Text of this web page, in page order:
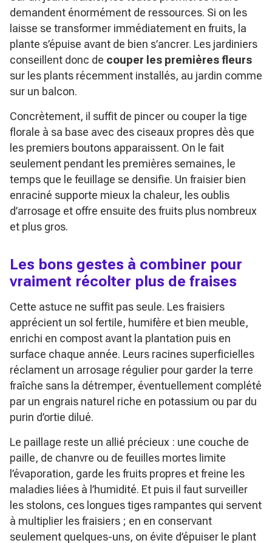
demandent énormément de ressources. Si on les
laisse se transformer immédiatement en fruits, la
plante s’épuise avant de bien s’ancrer. Les jardiniers
conseillent donc de couper les premières fleurs
sur les plants récemment installés, au jardin comme
sur un balcon.
Concrètement, il suffit de pincer ou couper la tige
florale à sa base avec des ciseaux propres dès que
les premiers boutons apparaissent. On le fait
seulement pendant les premières semaines, le
temps que le feuillage se densifie. Un fraisier bien
enraciné supporte mieux la chaleur, les oublis
d’arrosage et offre ensuite des fruits plus nombreux
et plus gros.
Les bons gestes à combiner pour
vraiment récolter plus de fraises
Cette astuce ne suffit pas seule. Les fraisiers
apprécient un sol fertile, humifère et bien meuble,
enrichi en compost avant la plantation puis en
surface chaque année. Leurs racines superficielles
réclament un arrosage régulier pour garder la terre
fraîche sans la détremper, éventuellement complété
par un engrais naturel riche en potassium ou par du
purin d’ortie dilué.
Le paillage reste un allié précieux : une couche de
paille, de chanvre ou de feuilles mortes limite
l’évaporation, garde les fruits propres et freine les
maladies liées à l’humidité. Et puis il faut surveiller
les stolons, ces longues tiges rampantes qui servent
à multiplier les fraisiers ; en en conservant
seulement quelques-uns, on évite d’épuiser le plant